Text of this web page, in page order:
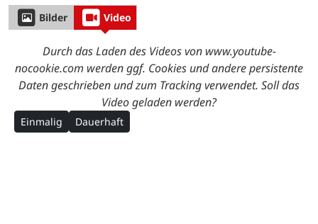
Bilder Video
Durch das Laden des Videos von www.youtube-
nocookie.com werden ggf. Cookies und andere persistente
Daten geschrieben und zum Tracking verwendet. Soll das
Video geladen werden?
Einmalig Dauerhaft